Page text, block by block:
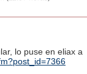
lo puse en eliax a